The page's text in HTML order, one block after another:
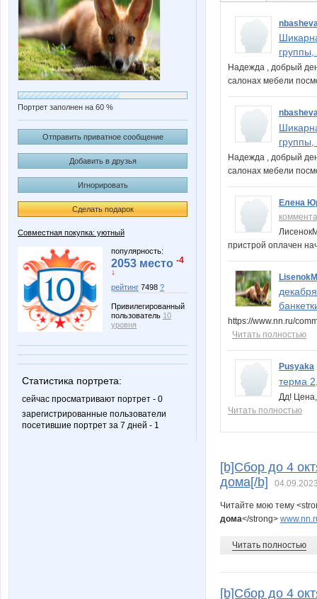
Портрет заполнен на 60 %
Отправить приватное сообщение
Добавить в друзья
Игнорировать
Сделать подарок
Совместная покупка: уютный
популярность:
2053 место -4
↓
рейтинг 7498 ?
Привилегированный
пользователь 10
уровня
Статистика портрета:
сейчас просматривают портрет - 0
зарегистрированные пользователи
посетившие портрет за 7 дней - 1
группы,
Надежда , добрый
салонах мебели
группы,
Надежда , добрый
салонах мебели
Елена
пристрой оплачен
LisenokM
https://www.nn.ru/
Читать полностью
Pusyaka
терма
Дд!
Читать полностью
[b]Сбор до 4
дома[/b]
Читайте мою тему
дома</strong>
Читать полностью
[b]Сбор до 4